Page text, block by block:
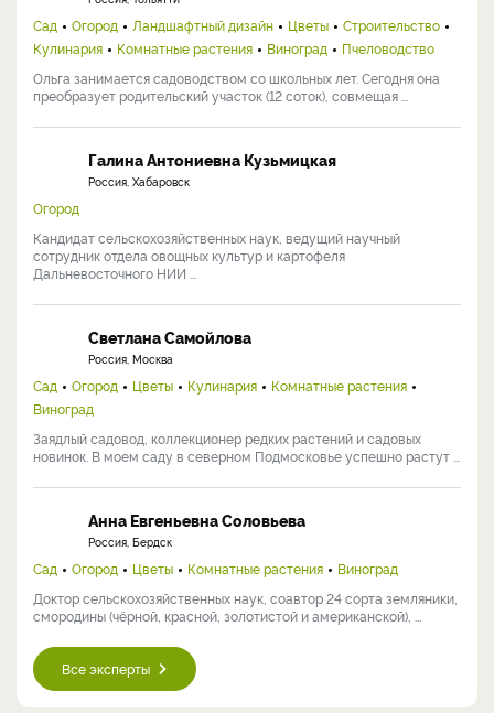
Сад Огород Ландшафтный дизайн Цветы
Строительство
Кулинария
Комнатные растения Виноград
Пчеловодство
Ольга занимается садоводством со школьных лет. Сегодня она
преобразует родительский участок (12 соток), совмещая ...
Галина Антониевна Кузьмицкая
Россия, Хабаровск
Огород
Кандидат сельскохозяйственных наук, ведущий научный
сотрудник отдела овощных культур и картофеля
Дальневосточного НИИ ...
Светлана Самойлова
Россия, Москва
Сад Огород Цветы Кулинария
Комнатные растения
Виноград
Заядлый садовод, коллекционер редких растений и садовых
новинок. В моем саду в северном Подмосковье успешно растут ...
Анна Евгеньевна Соловьева
Россия, Бердск
Сад Огород Цветы Комнатные растения
Виноград
Доктор сельскохозяйственных наук, соавтор 24 сорта земляники,
смородины (чёрной, красной, золотистой и американской), ...
Все эксперты